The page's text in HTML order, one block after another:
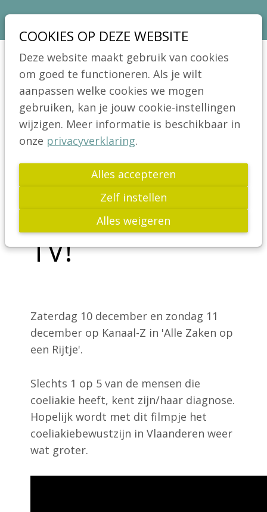
COOKIES OP DEZE WEBSITE
Deze website maakt gebruik van cookies
om goed te functioneren. Als je wilt
aanpassen welke cookies we mogen
gebruiken, kan je jouw cookie-instellingen
wijzigen. Meer informatie is beschikbaar in
onze privacyverklaring.
Alles accepteren
Zelf instellen
Alles weigeren
over
Spring
naar
de
navigatie
Spring
de
inhoud
VCV KWAM OP
TV!
Zaterdag 10 december en zondag 11
december op Kanaal-Z in 'Alle Zaken op
een Rijtje'.
Slechts 1 op 5 van de mensen die
coeliakie heeft, kent zijn/haar diagnose.
Hopelijk wordt met dit filmpje het
coeliakiebewustzijn in Vlaanderen weer
wat groter.
Jong!
Actua
Nieuws
Bijeenkomsten
Voorbije activiteiten
Publicaties
Wetenschap
Glutenvrij leven
Contact
Account